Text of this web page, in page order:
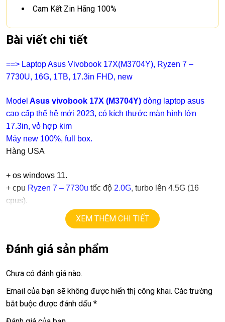
Cam Kết Zin Hãng 100%
Bài viết chi tiết
==> Laptop Asus Vivobook 17X(M3704Y), Ryzen 7 –
7730U, 16G, 1TB, 17.3in FHD, new
Model Asus vivobook 17X (M3704Y) dòng laptop asus
cao cấp thế hệ mới 2023, có kích thước màn hình lớn
17.3in, vỏ hợp kim
Máy new 100%, full box.
Hàng USA
+ os windows 11.
+ cpu Ryzen 7 – 7730u tốc độ 2.0G, turbo lên 4.5G (16
cpus).
+ Vga AMD graphics
+ Pin5h.
Giá :17.9tr
XEM THÊM CHI TIẾT
Đánh giá sản phẩm
Chưa có đánh giá nào.
Email của bạn sẽ không được hiển thị công khai. Các trường
bắt buộc được đánh dấu *